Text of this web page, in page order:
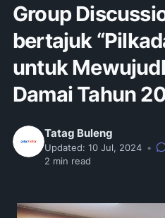
Group
bertajuk
untuk
Damai Tahun
Tatag Buleng
Updated: 10 Jul, 2024 •
2 min read